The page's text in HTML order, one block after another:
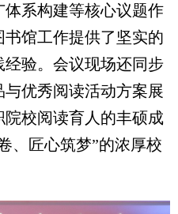
系构建等核心议题作
馆工作提供了坚实的
验。会议现场还同步
优秀阅读活动方案展
校阅读育人的丰硕成
、匠心筑梦”的浓厚校